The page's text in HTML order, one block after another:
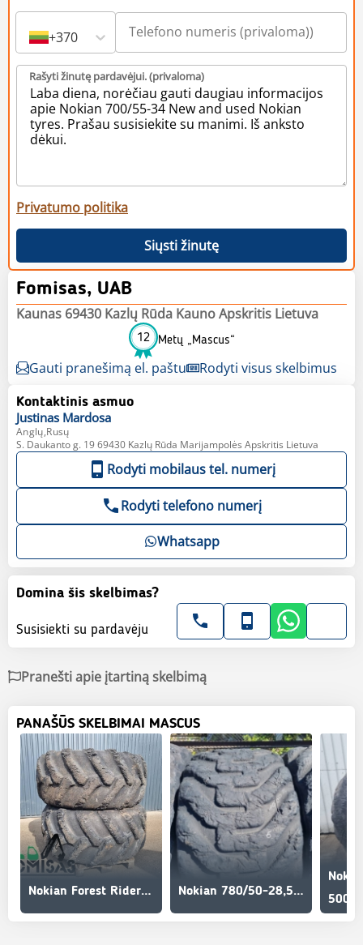
+370
Rašyti žinutę pardavėjui. (privaloma)
Privatumo politika
Siųsti žinutę
Fomisas, UAB
Kaunas 69430 Kazlų Rūda Kauno Apskritis Lietuva
12 Metų „Mascus“
Gauti pranešimą el. paštu Rodyti visus skelbimus
Kontaktinis asmuo
Justinas Mardosa
Anglų,Rusų
S. Daukanto g. 19 69430 Kazlų Rūda Marijampolės Apskritis Lietuva
Rodyti mobilaus tel. numerį
Rodyti telefono numerį
Whatsapp
Domina šis skelbimas?
Susisiekti su pardavėju
Pranešti apie įtartiną skelbimą
PANAŠŪS SKELBIMAI MASCUS
Nokian Forest Rider 710/55-34 Nokian 780/50-28,5 Forest King F2
500